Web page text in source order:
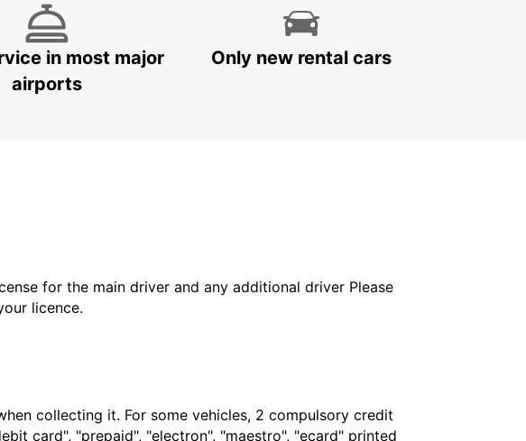
in most major
airports
Only new rental cars
for the main driver and any additional driver Please
licence.
collecting it. For some vehicles, 2 compulsory credit
card", "prepaid", "electron", "maestro", "ecard" printed